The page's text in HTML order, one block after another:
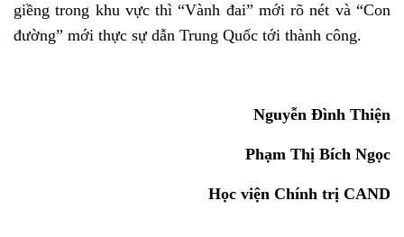
giềng trong khu vực thì “Vành đai” mới rõ nét và “Con
đường” mới thực sự dẫn Trung Quốc tới thành công.
Nguyễn Đình Thiện
Phạm Thị Bích Ngọc
Học viện Chính trị CAND